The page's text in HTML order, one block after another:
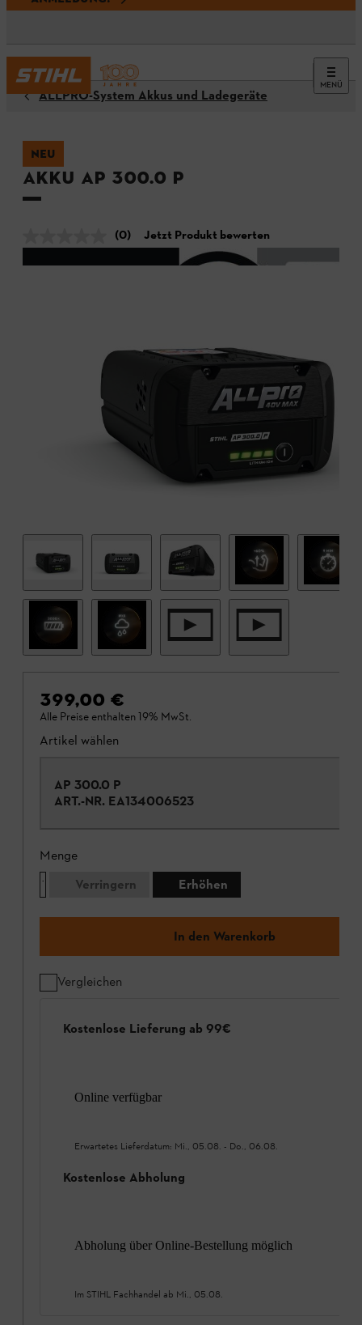
MENÜ
ALLPRO-System Akkus und Ladegeräte
NEU
Akku AP 300.0 P
(0) Jetzt Produkt bewerten
399,00 €
Alle Preise enthalten 19% MwSt.
Artikel wählen
AP 300.0 P
ART.-NR. EA134006523
Menge
Verringern
Erhöhen
In den Warenkorb
Vergleichen
Kostenlose Lieferung ab 99€
Online verfügbar
Erwartetes Lieferdatum: Mi., 05.08. - Do., 06.08.
Kostenlose Abholung
Abholung über Online-Bestellung möglich
Im STIHL Fachhandel ab Mi., 05.08.